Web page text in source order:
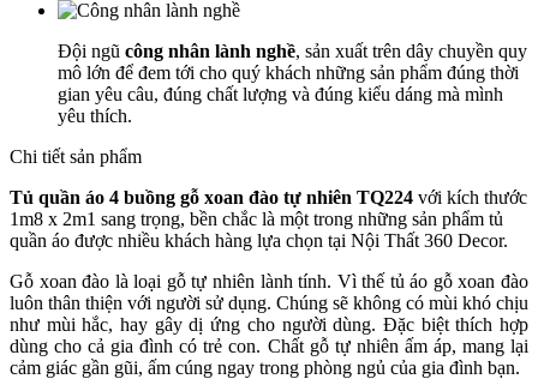
Đội ngũ công nhân lành nghề, sản xuất trên dây chuyền quy
mô lớn để đem tới cho quý khách những sản phẩm đúng thời
gian yêu câu, đúng chất lượng và đúng kiểu dáng mà mình
yêu thích.
Chi tiết sản phẩm
Tủ quần áo 4 buồng gỗ xoan đào tự nhiên TQ224 với kích thước
1m8 x 2m1 sang trọng, bền chắc là một trong những sản phẩm tủ
quần áo được nhiều khách hàng lựa chọn tại Nội Thất 360 Decor.
Gỗ xoan đào là loại gỗ tự nhiên lành tính. Vì thế tủ áo gỗ xoan đào
luôn thân thiện với người sử dụng. Chúng sẽ không có mùi khó chịu
như mùi hắc, hay gây dị ứng cho người dùng. Đặc biệt thích hợp
dùng cho cả gia đình có trẻ con. Chất gỗ tự nhiên ấm áp, mang lại
cảm giác gần gũi, ấm cúng ngay trong phòng ngủ của gia đình bạn.